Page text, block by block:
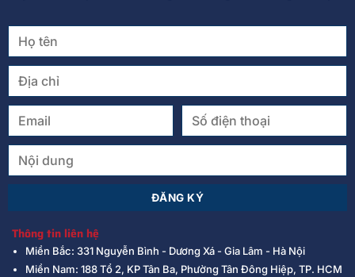
Thông tin liên hệ
Miền Bắc: 331 Nguyễn Bình - Dương Xá - Gia Lâm - Hà Nội
Miền Nam: 188 Tổ 2, KP Tân Ba, Phường Tân Đông Hiệp, TP. HCM